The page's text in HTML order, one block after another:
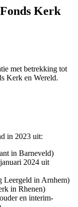
Kerk
met betrekking tot
Kerk en Wereld.
in 2023 uit:
in Barneveld)
2024 uit
Leergeld in Arnhem)
in Rhenen)
en interim-